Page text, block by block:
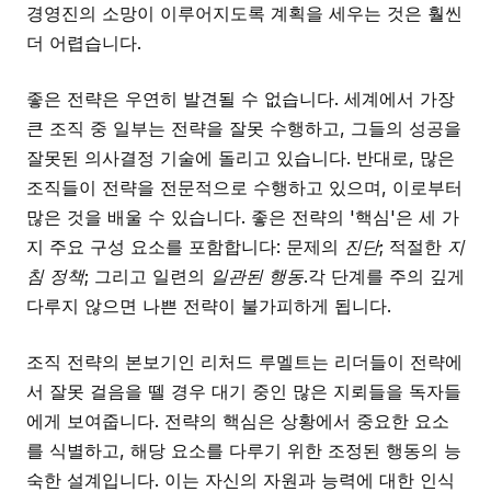
경영진의 소망이 이루어지도록 계획을 세우는 것은 훨씬
더 어렵습니다.
좋은 전략은 우연히 발견될 수 없습니다. 세계에서 가장
큰 조직 중 일부는 전략을 잘못 수행하고, 그들의 성공을
잘못된 의사결정 기술에 돌리고 있습니다. 반대로, 많은
조직들이 전략을 전문적으로 수행하고 있으며, 이로부터
많은 것을 배울 수 있습니다. 좋은 전략의 '핵심'은 세 가
지 주요 구성 요소를 포함합니다: 문제의 진단; 적절한 지
침 정책; 그리고 일련의 일관된 행동.각 단계를 주의 깊게
다루지 않으면 나쁜 전략이 불가피하게 됩니다.
조직 전략의 본보기인 리처드 루멜트는 리더들이 전략에
서 잘못 걸음을 뗄 경우 대기 중인 많은 지뢰들을 독자들
에게 보여줍니다. 전략의 핵심은 상황에서 중요한 요소
를 식별하고, 해당 요소를 다루기 위한 조정된 행동의 능
숙한 설계입니다. 이는 자신의 자원과 능력에 대한 인식